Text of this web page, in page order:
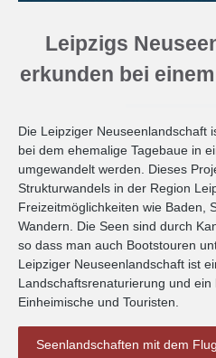
Leipzigs
erkunden bei
Die Leipziger Neuseenlandschaft
bei dem ehemalige Tagebaue in
umgewandelt werden. Dieses
Strukturwandels in der Region
Freizeitmöglichkeiten wie Baden,
Wandern. Die Seen sind durch
so dass man auch Bootstouren
Leipziger Neuseenlandschaft ist
Landschaftsrenaturierung und
Einheimische und Touristen.
Seenlandschaften mit dem